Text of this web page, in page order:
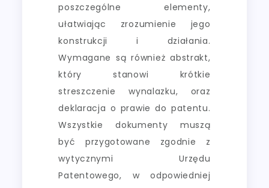
poszczególne elementy,
ułatwiając zrozumienie jego
konstrukcji i działania.
Wymagane są również abstrakt,
który stanowi krótkie
streszczenie wynalazku, oraz
deklaracja o prawie do patentu.
Wszystkie dokumenty muszą
być przygotowane zgodnie z
wytycznymi Urzędu
Patentowego, w odpowiedniej